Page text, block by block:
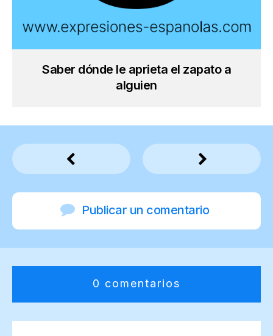
Saber dónde le aprieta el zapato a
alguien
Publicar un comentario
0 comentarios